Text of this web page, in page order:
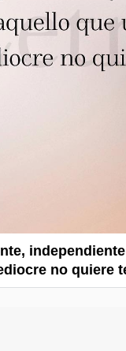
no quiere